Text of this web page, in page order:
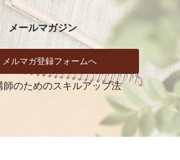
メールマガジン
メルマガ登録フォームへ
師のためのスキルアップ法